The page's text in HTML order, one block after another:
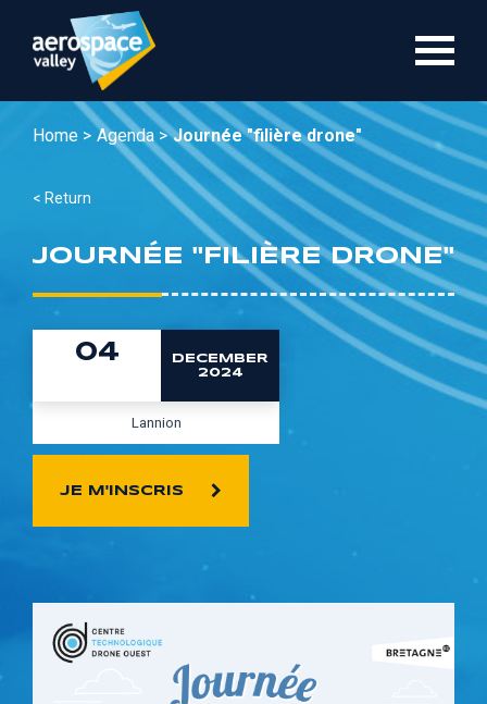
main
Home > Agenda > Journée "filière drone"
< Return
JOURNÉE "FILIÈRE DRONE"
04
DECEMBER
2024
Lannion
JE M'INSCRIS